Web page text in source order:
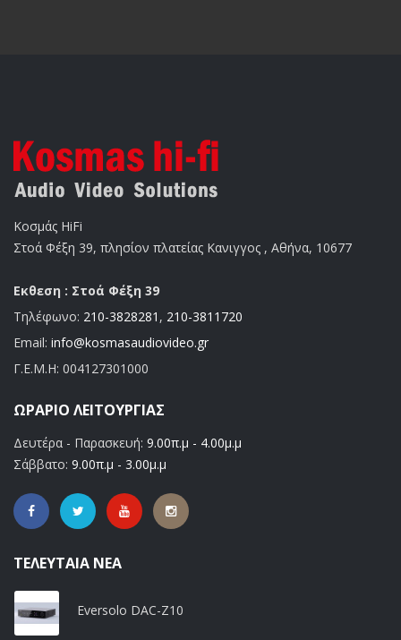
Κοσμάς HiFi
Στοά Φέξη 39, πλησίον πλατείας Κανιγγος , Αθήνα, 10677
Εκθεση : Στοά Φέξη 39
Τηλέφωνο: 210-3828281 , 210-3811720
Email: info@kosmasaudiovideo.gr
Γ.Ε.Μ.Η: 004127301000
ΩΡΆΡΙΟ ΛΕΙΤΟΥΡΓΊΑΣ
Δευτέρα - Παρασκευή: 9.00π.μ - 4.00μ.μ
Σάββατο: 9.00π.μ - 3.00μ.μ
ΤΕΛΕΥΤΑΊΑ ΝΈΑ
Eversolo DAC-Z10